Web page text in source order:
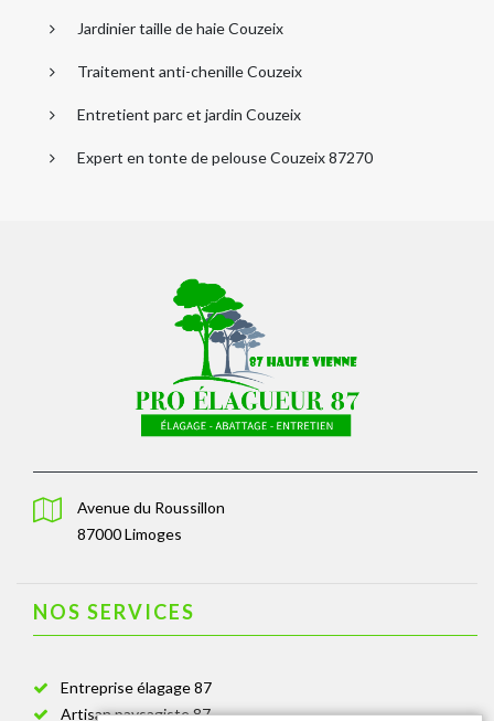
Jardinier taille de haie Couzeix
Traitement anti-chenille Couzeix
Entretient parc et jardin Couzeix
Expert en tonte de pelouse Couzeix 87270
Avenue du Roussillon
87000 Limoges
NOS SERVICES
Entreprise élagage 87
Artisan paysagiste 87